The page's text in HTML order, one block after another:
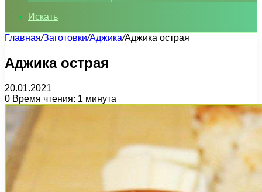
Искать
Главная/Заготовки/Аджика/Аджика острая
Аджика острая
20.01.2021
0 Время чтения: 1 минута